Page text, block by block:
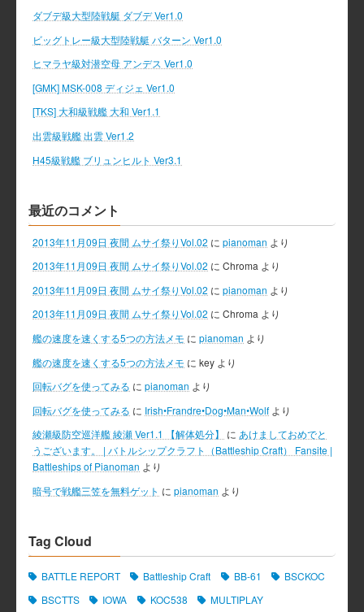
ダブデ級大型陸戦艇 ダブデ Ver1.0
ビッグトレー級大型陸戦艇 バターン Ver1.0
ヒマラヤ級対潜空母 アンデス Ver1.0
[GMK] MSK-008 ディジェ Ver1.0
[TKS] 大和級戦艦 大和 Ver1.1
出雲級戦艦 出雲 Ver1.2
H45級戦艦 ブリュンヒルト Ver3.1
最近のコメント
2013年11月09日 夜間 ムサイ祭りVol.02 に pianoman より
2013年11月09日 夜間 ムサイ祭りVol.02 に Chroma より
2013年11月09日 夜間 ムサイ祭りVol.02 に pianoman より
2013年11月09日 夜間 ムサイ祭りVol.02 に Chroma より
艦の速度を速くする5つの方法メモ に pianoman より
艦の速度を速くする5つの方法メモ に key より
回転バグを使ってみる に pianoman より
回転バグを使ってみる に Irish•Frandre•Dog•Man•Wolf より
綾瀬級防空巡洋艦 綾瀬 Ver1.1 【解体処分】
に あけましておめでと
うございます。 | バトルシップクラフト（Battleship Craft） Fansite |
Battleships of Pianoman より
暗号で戦艦三笠を無料ゲット に pianoman より
Tag Cloud
BATTLE REPORT Battleship Craft BB-61
BSCKOC
BSCTTS
IOWA KOC538 MULTIPLAY